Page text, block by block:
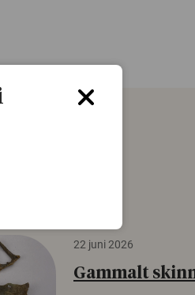
22 juni 2026
Gammalt